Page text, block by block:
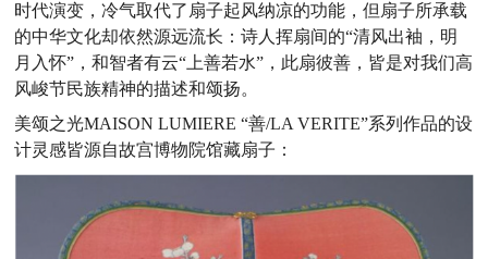
时代演变，冷气取代了扇子起风纳凉的功能，但扇子所承载
的中华文化却依然源远流长：诗人挥扇间的“清风出袖，明
月入怀”，和智者有云“上善若水”，此扇彼善，皆是对我们高
风峻节民族精神的描述和颂扬。
美颂之光MAISON LUMIERE “善/LA VERITE”系列作品的设
计灵感皆源自故宫博物院馆藏扇子：